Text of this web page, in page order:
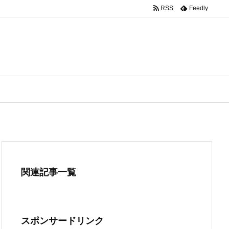
RSS Feedly
関連記事一覧
スポンサードリンク